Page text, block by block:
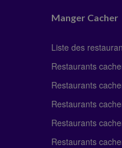
Manger Cacher
Liste des
Restaurants
Restaurants
Restaurants
Restaurants
Restaurants